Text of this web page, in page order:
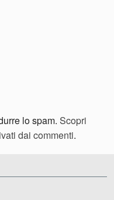
lo spam. Scopri
dai commenti.